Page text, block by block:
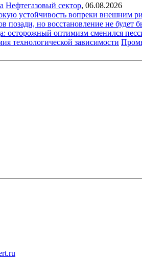
Нефтегазовый сектор, 06.08.2026
устойчивость вопреки внешним
позади, но восстановление не будет
осторожный оптимизм сменился
технологической зависимости